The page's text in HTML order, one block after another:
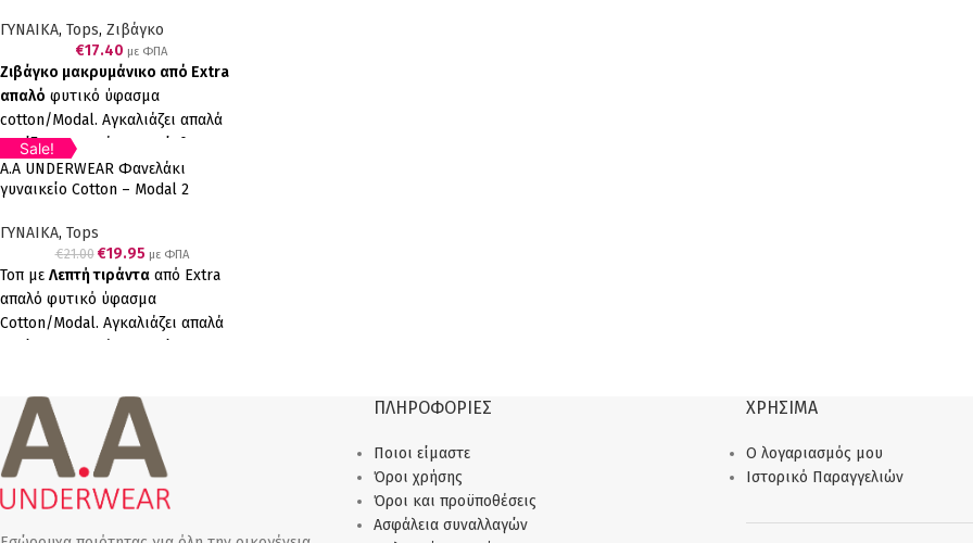
ΓΥΝΑΙΚΑ, Tops, Ζιβάγκο
€17.40 με ΦΠΑ
Ζιβάγκο μακρυμάνικο από Extra
απαλό φυτικό ύφασμα
cotton/Modal. Αγκαλιάζει απαλά
χαρίζοντας ευχάριστη αίσθηση.
Ανθεκτικό στην καθημερινή χρήση
και στα συχνά πλυσίματα.
Sale!
5
%
OFF
Up to€1.05
Α.A UNDERWEAR Φανελάκι
γυναικείο Cotton – Modal 2
ΓΥΝΑΙΚΑ, Tops
€21.00 €19.95 με ΦΠΑ
Τοπ με Λεπτή τιράντα από Extra
απαλό φυτικό ύφασμα
Cotton/Modal. Αγκαλιάζει απαλά
και στα συχνά πλυσίματα.
Ελληνικό Προϊόν Παραγωγής μας 2
τεμάχια (2 λευκά)
ΠΛΗΡΟΦΟΡΙΕΣ
Ποιοι είμαστε
Όροι χρήσης
Όροι και προϋποθέσεις
Ασφάλεια συναλλαγών
ΧΡΗΣΙΜΑ
Ο λογαριασμός μου
Ιστορικό Παραγγελιών